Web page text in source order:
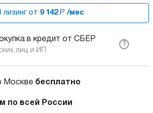
лизинг от 9 142 Р /мес
в кредит от СБЕР
лиц и ИП
?
Москве бесплатно
по всей России